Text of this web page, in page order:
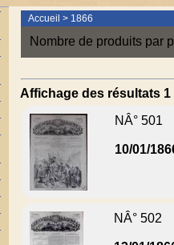
Accueil > 1866
Nombre de produits par
Affichage des résultats
NÂ° 501
10/01/
NÂ° 502